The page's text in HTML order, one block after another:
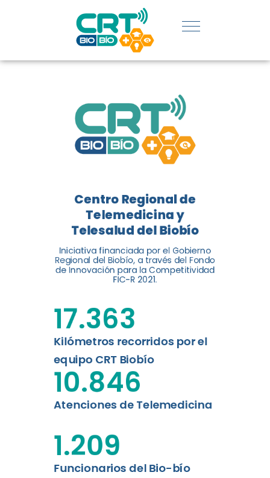
REGIÓN:
CONOCE
LOGROS
DE CRT
BIOBÍO
El Centro Regional de
Telemedicina y Telesalud del
Biobío presenta el balance de
tres años acercando la salud
digital a los habitantes...
Leer más
Centro Regional de
Telemedicina y
Telesalud del Biobío
Iniciativa financiada por el Gobierno
Regional del Biobío, a través del Fondo
de Innovación para la Competitividad
FIC-R 2021.
Kilómetros recorridos por el
equipo CRT Biobío
17.363
Atenciones de Telemedicina
10.846
Funcionarios del Bio-bío
1.209